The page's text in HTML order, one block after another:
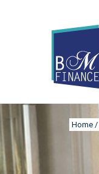
Home /